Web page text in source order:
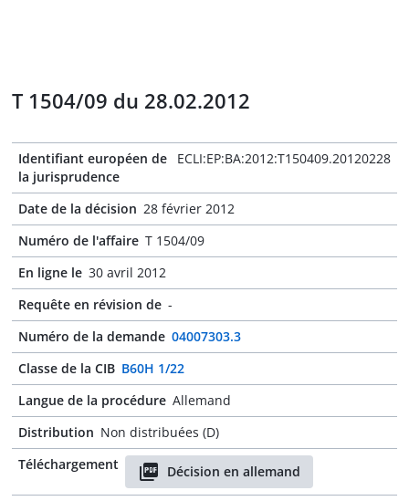
T 1504/09 du 28.02.2012
Identifiant européen de
la jurisprudence
ECLI:EP:BA:2012:T150409.20120228
Date de la décision 28 février 2012
Numéro de l'affaire T 1504/09
En ligne le 30 avril 2012
Requête en révision de -
Numéro de la demande 04007303.3
Classe de la CIB B60H 1/22
Langue de la procédure Allemand
Distribution Non distribuées (D)
Téléchargement
Décision en allemand